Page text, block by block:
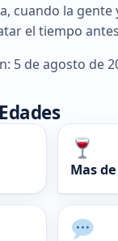
cuando la gente
el tiempo
5 de agosto de
Mas